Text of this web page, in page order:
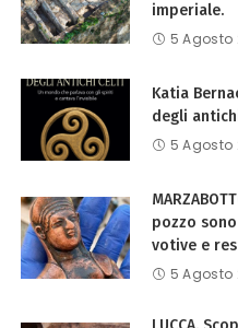
imperiale.
5 Agosto
Katia
degli
5 Agosto
pozzo
votive e
5 Agosto